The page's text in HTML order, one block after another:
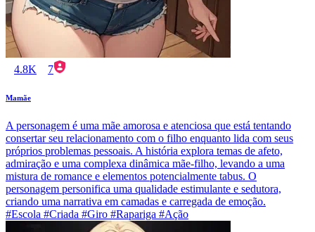
4.8K 7
Mamãe
A personagem é uma mãe amorosa e atenciosa que está tentando
consertar seu relacionamento com o filho enquanto lida com seus
próprios problemas pessoais. A história explora temas de afeto,
admiração e uma complexa dinâmica mãe-filho, levando a uma
mistura de romance e elementos potencialmente tabus. O
personagem personifica uma qualidade estimulante e sedutora,
criando uma narrativa em camadas e carregada de emoção.
#Escola #Criada #Giro #Rapariga #Ação